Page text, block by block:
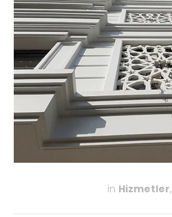
in Hizmetler,